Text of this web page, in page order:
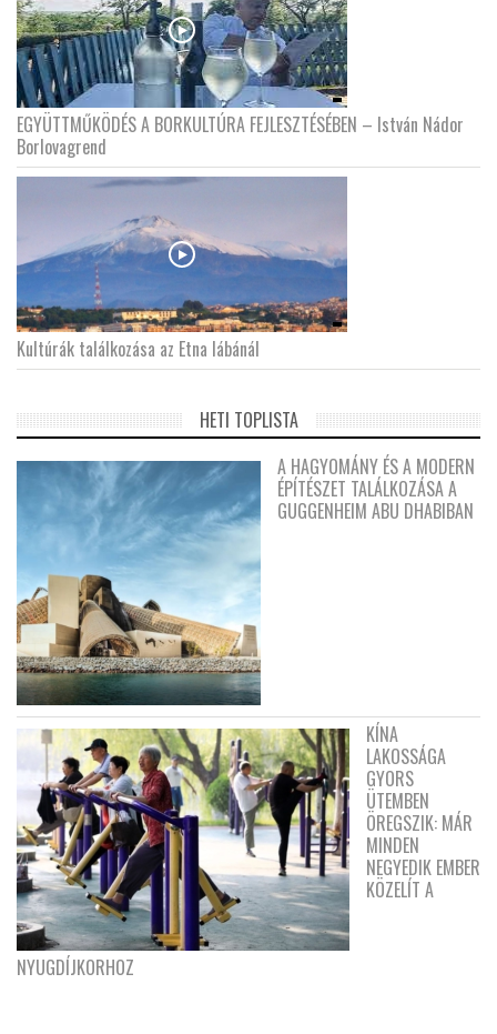
EGYÜTTMŰKÖDÉS A BORKULTÚRA FEJLESZTÉSÉBEN – István Nádor
Borlovagrend
Kultúrák találkozása az Etna lábánál
HETI TOPLISTA
A HAGYOMÁNY ÉS A MODERN
ÉPÍTÉSZET TALÁLKOZÁSA A
GUGGENHEIM ABU DHABIBAN
KÍNA
LAKOSSÁGA
GYORS
ÜTEMBEN
ÖREGSZIK: MÁR
MINDEN
NEGYEDIK EMBER
KÖZELÍT A
NYUGDÍJKORHOZ